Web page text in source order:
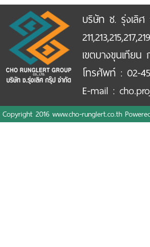
บริษัท ช. รุ่งเลิ
เขตบางขุนเทียน
โทรศัพท์ : 02-
E-mail :
Copyright 2016 www.cho-runglert.co.th